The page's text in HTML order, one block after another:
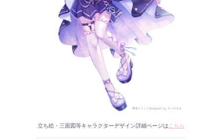
立ち絵・三面図等キャラクターデザイン詳細ページはこちら